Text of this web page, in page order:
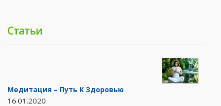
Статьи
Медитация – Путь К Здоровью
16.01.2020